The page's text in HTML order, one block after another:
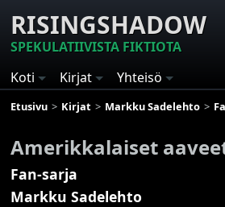
RISINGSHADOW
SPEKULATIIVISTA FIKTIOTA
Koti
Kirjat Yhteisö
Etusivu Kirjat Markku Sadelehto
Amerikkalaiset
Fan-sarja
Markku Sadelehto